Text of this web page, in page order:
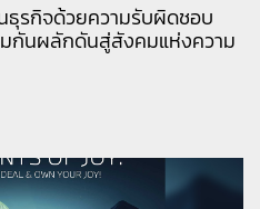
ธุรกิจด้วยความรับผิดชอบ
กันผลักดันสู่สังคมแห่งความ